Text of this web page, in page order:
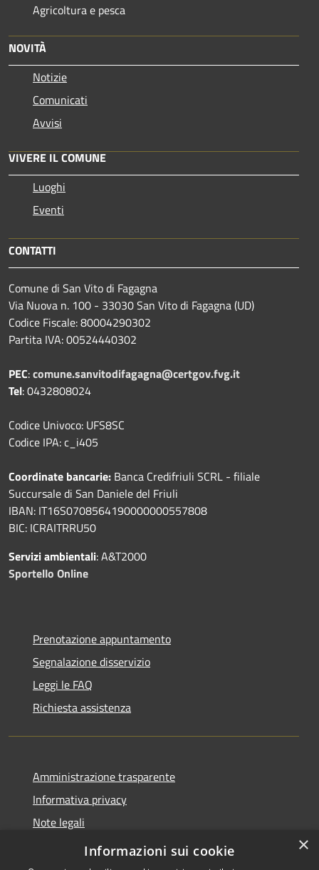
Agricoltura e pesca
NOVITÀ
Notizie
Comunicati
Avvisi
VIVERE IL COMUNE
Luoghi
Eventi
CONTATTI
Comune di San Vito di Fagagna
Via Nuova n. 100 - 33030 San Vito di Fagagna (UD)
Codice Fiscale: 80004290302
Partita IVA: 00524440302
PEC:comune.sanvitodifagagna@certgov.fvg.it
Tel: 0432808024
Codice Univoco: UFS8SC
Codice IPA: c_i405
Coordinate bancarie: Banca Credifriuli SCRL - filiale
Succursale di San Daniele del Friuli
IBAN: IT16S0708564190000000557808
BIC: ICRAITRRU50
Servizi ambientali: A&T2000
Sportello Online
Prenotazione appuntamento
Segnalazione disservizio
Leggi le FAQ
Richiesta assistenza
Amministrazione trasparente
Informativa privacy
Note legali
Dichiarazione di accessibilità
×
Informazioni sui cookie